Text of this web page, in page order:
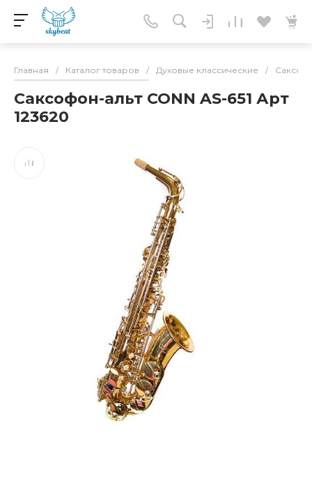
Главная / Каталог товаров / Духовые классические /
Саксофон-альт CONN AS-651 Арт
123620